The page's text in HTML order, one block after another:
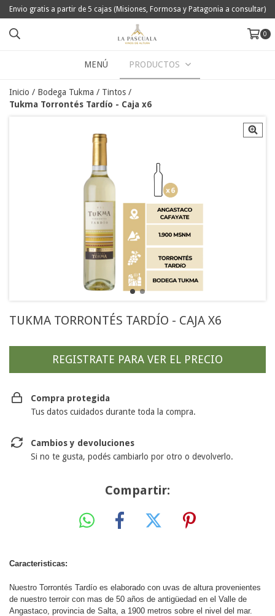
Envio gratis a partir de 5 cajas (Misiones, Formosa y Patagonia a consultar)
0
MENÚ PRODUCTOS
Inicio / Bodega Tukma / Tintos /
Tukma Torrontés Tardío - Caja x6
TUKMA TORRONTÉS TARDÍO - CAJA X6
Compra protegida
Tus datos cuidados durante toda la compra.
Cambios y devoluciones
Si no te gusta, podés cambiarlo por otro o devolverlo.
Compartir:
Caracteristicas:
Nuestro Torrontés Tardío es elaborado con uvas de altura provenientes
de nuestro terroir con mas de 50 años de antigüedad en el Valle de
Angastaco, provincia de Salta, a 1900 metros sobre el nivel del mar.